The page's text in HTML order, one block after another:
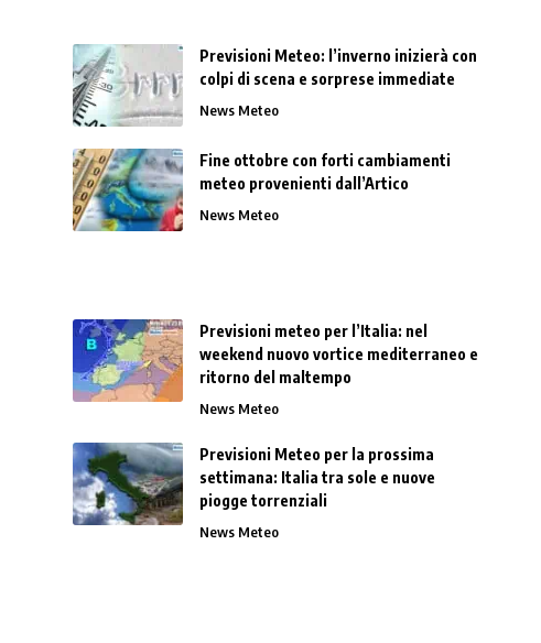
Previsioni Meteo: l’inverno inizierà con
colpi di scena e sorprese immediate
News Meteo
Fine ottobre con forti cambiamenti
meteo provenienti dall’Artico
News Meteo
Previsioni meteo per l’Italia: nel
weekend nuovo vortice mediterraneo e
ritorno del maltempo
News Meteo
Previsioni Meteo per la prossima
settimana: Italia tra sole e nuove
piogge torrenziali
News Meteo